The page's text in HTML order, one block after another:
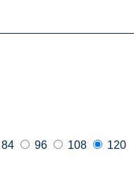
84 96 108
120